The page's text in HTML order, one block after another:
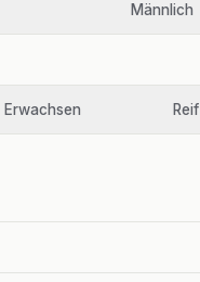
Männlich
Erwachsen Reif